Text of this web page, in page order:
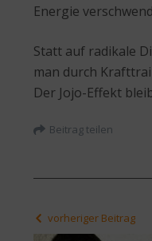
Energie
Statt auf radikale
man durch
Der Jojo-Effekt
Beitrag teilen
vorheriger Beitrag